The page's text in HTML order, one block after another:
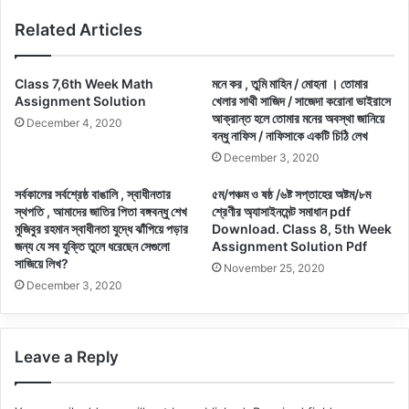
Related Articles
Class 7,6th Week Math
Assignment Solution
December 4, 2020
মনে কর , তুমি মাহিন / মােহনা । তােমার
খেলার সাথী সাজিদ / সাজেদা করােনা ভাইরাসে
আক্রান্ত হলে তােমার মনের অবস্থা জানিয়ে
বন্ধু নাফিস / নাফিসাকে একটি চিঠি লেখ
December 3, 2020
সর্বকালের সর্বশ্রেষ্ঠ বাঙালি , স্বাধীনতার
স্থপতি , আমাদের জাতির পিতা বঙ্গবন্ধু শেখ
মুজিবুর রহমান স্বাধীনতা যুদ্ধে ঝাঁপিয়ে পড়ার
জন্য যে সব যুক্তি তুলে ধরেছেন সেগুলাে
সাজিয়ে লিখ?
December 3, 2020
৫ম/পঞ্চম ও ষষ্ঠ /৬ষ্ট সপ্তাহের অষ্টম/৮ম
শ্রেণীর অ্যাসাইনমেন্ট সমাধান pdf
Download. Class 8, 5th Week
Assignment Solution Pdf
November 25, 2020
Leave a Reply